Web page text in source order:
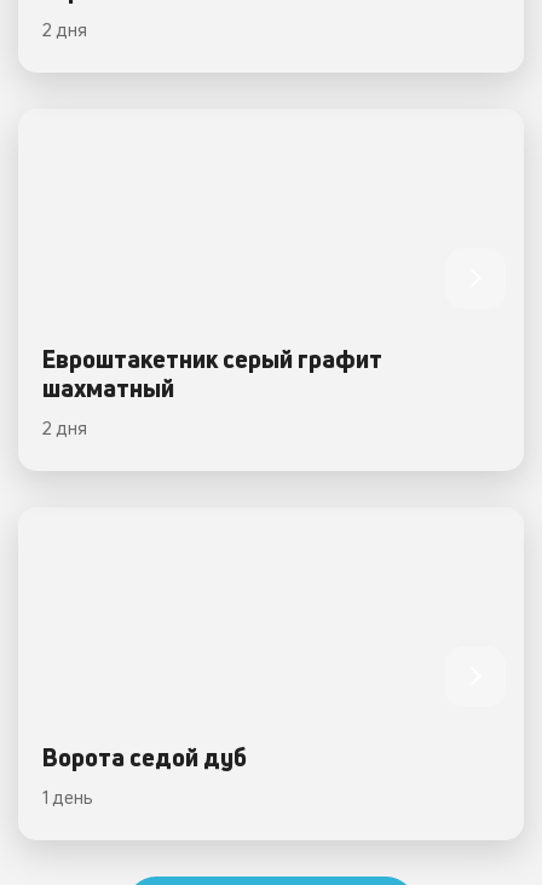
2 дня
Евроштакетник серый графит
шахматный
2 дня
Ворота седой дуб
1 день